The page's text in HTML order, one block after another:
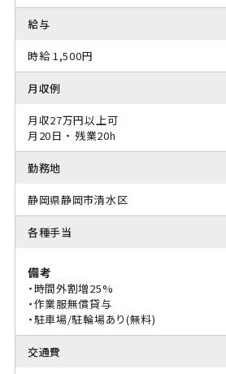
給与
時給 1,500円
月収例
月収27万円以上可
月20日 ・ 残業20h
勤務地
静岡県静岡市清水区
各種手当
備考
・時間外割増25%
・作業服無償貸与
・駐車場/駐輪場あり(無料)
交通費